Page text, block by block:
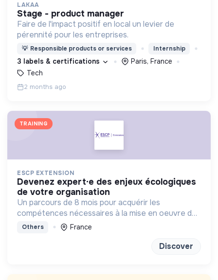
LAKAA
stage - product manager
Faire de l'impact positif en local un levier de
pérennité pour les entreprises.
💡 Responsible products or services Internship
3 labels & certifications
Paris, France
Tech
2 months ago
TRAINING
ESCP EXTENSION
devenez expert·e des enjeux écologiques
de votre organisation
Un parcours de 8 mois pour acquérir les
compétences nécessaires à la mise en oeuvre de
la transition écologique et environnementale au
Others France
Discover